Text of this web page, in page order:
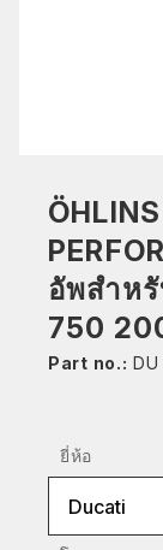
อัพสำหรั
750
Part no.: DU
ยี่ห้อ
Ducati